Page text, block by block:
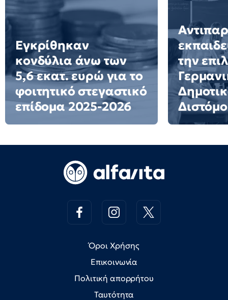
Εγκρίθηκαν
κονδύλια άνω των
5,6 εκατ. ευρώ για το
φοιτητικό στεγαστικό
επίδομα 2025-2026
την
Όροι Χρήσης
Επικοινωνία
Πολιτική απορρήτου
Ταυτότητα